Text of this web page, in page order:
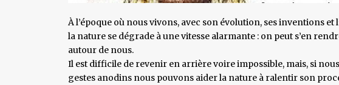
À l’époque où nous vivons, avec son évolution, ses inventions
la nature se dégrade à une vitesse alarmante : on peut s’en
autour de nous.
Il est difficile de revenir en arrière voire impossible, mais, si
gestes anodins nous pouvons aider la nature à ralentir son